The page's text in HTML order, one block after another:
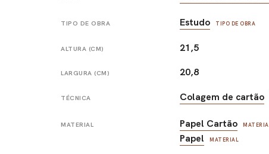
TIPO DE OBRA Estudo TIPO DE OBRA
ALTURA (CM) 21,5
LARGURA (CM) 20,8
TÉCNICA Colagem de cartão
MATERIAL Papel Cartão
Papel MATERIAL